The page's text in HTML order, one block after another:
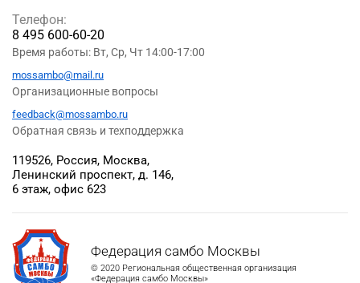
Федерация самбо Москвы
© 2020 Региональная общественная организация
«Федерация самбо Москвы»
119526, Россия, Москва,
Ленинский проспект, д. 146,
6 этаж, офис 623
Телефон:
8 495 600-60-20
Время работы: Вт, Ср, Чт 14:00-17:00
mossambo@mail.ru
Организационные вопросы
feedback@mossambo.ru
Обратная связь и техподдержка